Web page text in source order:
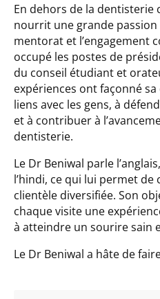
En dehors de la dentisterie
nourrit une grande
mentorat et l’engagement
occupé les postes de
du conseil étudiant et
expériences ont façonné
liens avec les gens, à
et à contribuer à
dentisterie.
Le Dr Beniwal parle
l’hindi, ce qui lui permet
clientèle diversifiée. Son
chaque visite une
à atteindre un sourire sain
Le Dr Beniwal a hâte de